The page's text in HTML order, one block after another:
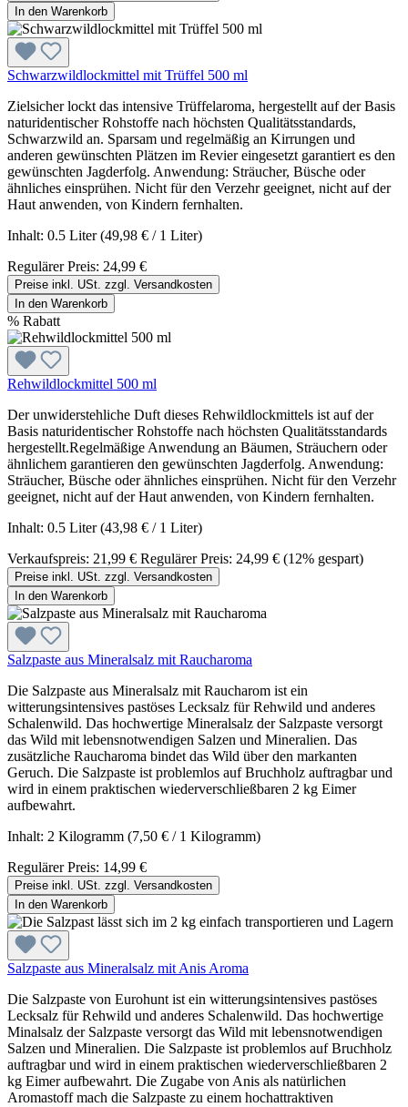
In den Warenkorb
Schwarzwildlockmittel mit Trüffel 500 ml
Zielsicher lockt das intensive Trüffelaroma, hergestellt auf der Basis
naturidentischer Rohstoffe nach höchsten Qualitätsstandards,
Schwarzwild an. Sparsam und regelmäßig an Kirrungen und
anderen gewünschten Plätzen im Revier eingesetzt garantiert es den
gewünschten Jagderfolg. Anwendung: Sträucher, Büsche oder
ähnliches einsprühen. Nicht für den Verzehr geeignet, nicht auf der
Haut anwenden, von Kindern fernhalten.
Inhalt: 0.5 Liter(49,98 € / 1 Liter)
Regulärer Preis: 24,99 €
Preise inkl. USt. zzgl. Versandkosten
In den Warenkorb
% Rabatt
Rehwildlockmittel 500 ml
Der unwiderstehliche Duft dieses Rehwildlockmittels ist auf der
Basis naturidentischer Rohstoffe nach höchsten Qualitätsstandards
hergestellt.Regelmäßige Anwendung an Bäumen, Sträuchern oder
ähnlichem garantieren den gewünschten Jagderfolg. Anwendung:
Sträucher, Büsche oder ähnliches einsprühen. Nicht für den Verzehr
geeignet, nicht auf der Haut anwenden, von Kindern fernhalten.
Inhalt: 0.5 Liter(43,98 € / 1 Liter)
Verkaufspreis: 21,99 € Regulärer Preis: 24,99 € (12% gespart)
Preise inkl. USt. zzgl. Versandkosten
In den Warenkorb
Salzpaste aus Mineralsalz mit Raucharoma
Die Salzpaste aus Mineralsalz mit Raucharom ist ein
witterungsintensives pastöses Lecksalz für Rehwild und anderes
Schalenwild. Das hochwertige Mineralsalz der Salzpaste versorgt
das Wild mit lebensnotwendigen Salzen und Mineralien. Das
zusätzliche Raucharoma bindet das Wild über den markanten
Geruch. Die Salzpaste ist problemlos auf Bruchholz auftragbar und
wird in einem praktischen wiederverschließbaren 2 kg Eimer
aufbewahrt.
Inhalt: 2 Kilogramm (7,50 € / 1 Kilogramm)
Regulärer Preis: 14,99 €
Preise inkl. USt. zzgl. Versandkosten
In den Warenkorb
Salzpaste aus Mineralsalz mit Anis Aroma
Die Salzpaste von Eurohunt ist ein witterungsintensives pastöses
Lecksalz für Rehwild und anderes Schalenwild. Das hochwertige
Minalsalz der Salzpaste versorgt das Wild mit lebensnotwendigen
Salzen und Mineralien. Die Salzpaste ist problemlos auf Bruchholz
auftragbar und wird in einem praktischen wiederverschließbaren 2
kg Eimer aufbewahrt. Die Zugabe von Anis als natürlichen
Aromastoff mach die Salzpaste zu einem hochattraktiven